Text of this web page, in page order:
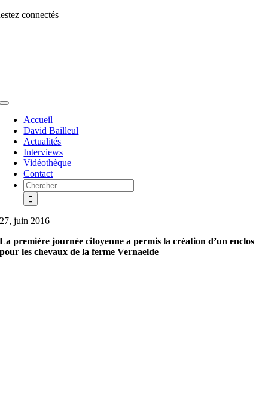
Allerconnectés
Toggle
NavigationAccueil
David Bailleul
Actualités
Interviews
Vidéothèque
Contact
Rechercher:
27, juin 2016
La première journée citoyenne a permis la création d’un enclos
pour les chevaux de la ferme Vernaelde